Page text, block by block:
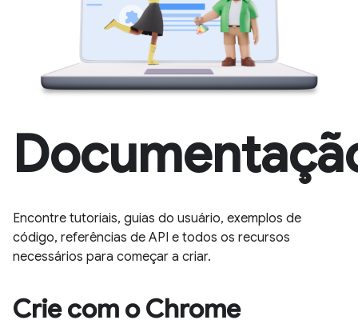
Encontre tutoriais, guias do usuário, exemplos de
código, referências de API e todos os recursos
necessários para começar a criar.
Crie com o Chrome